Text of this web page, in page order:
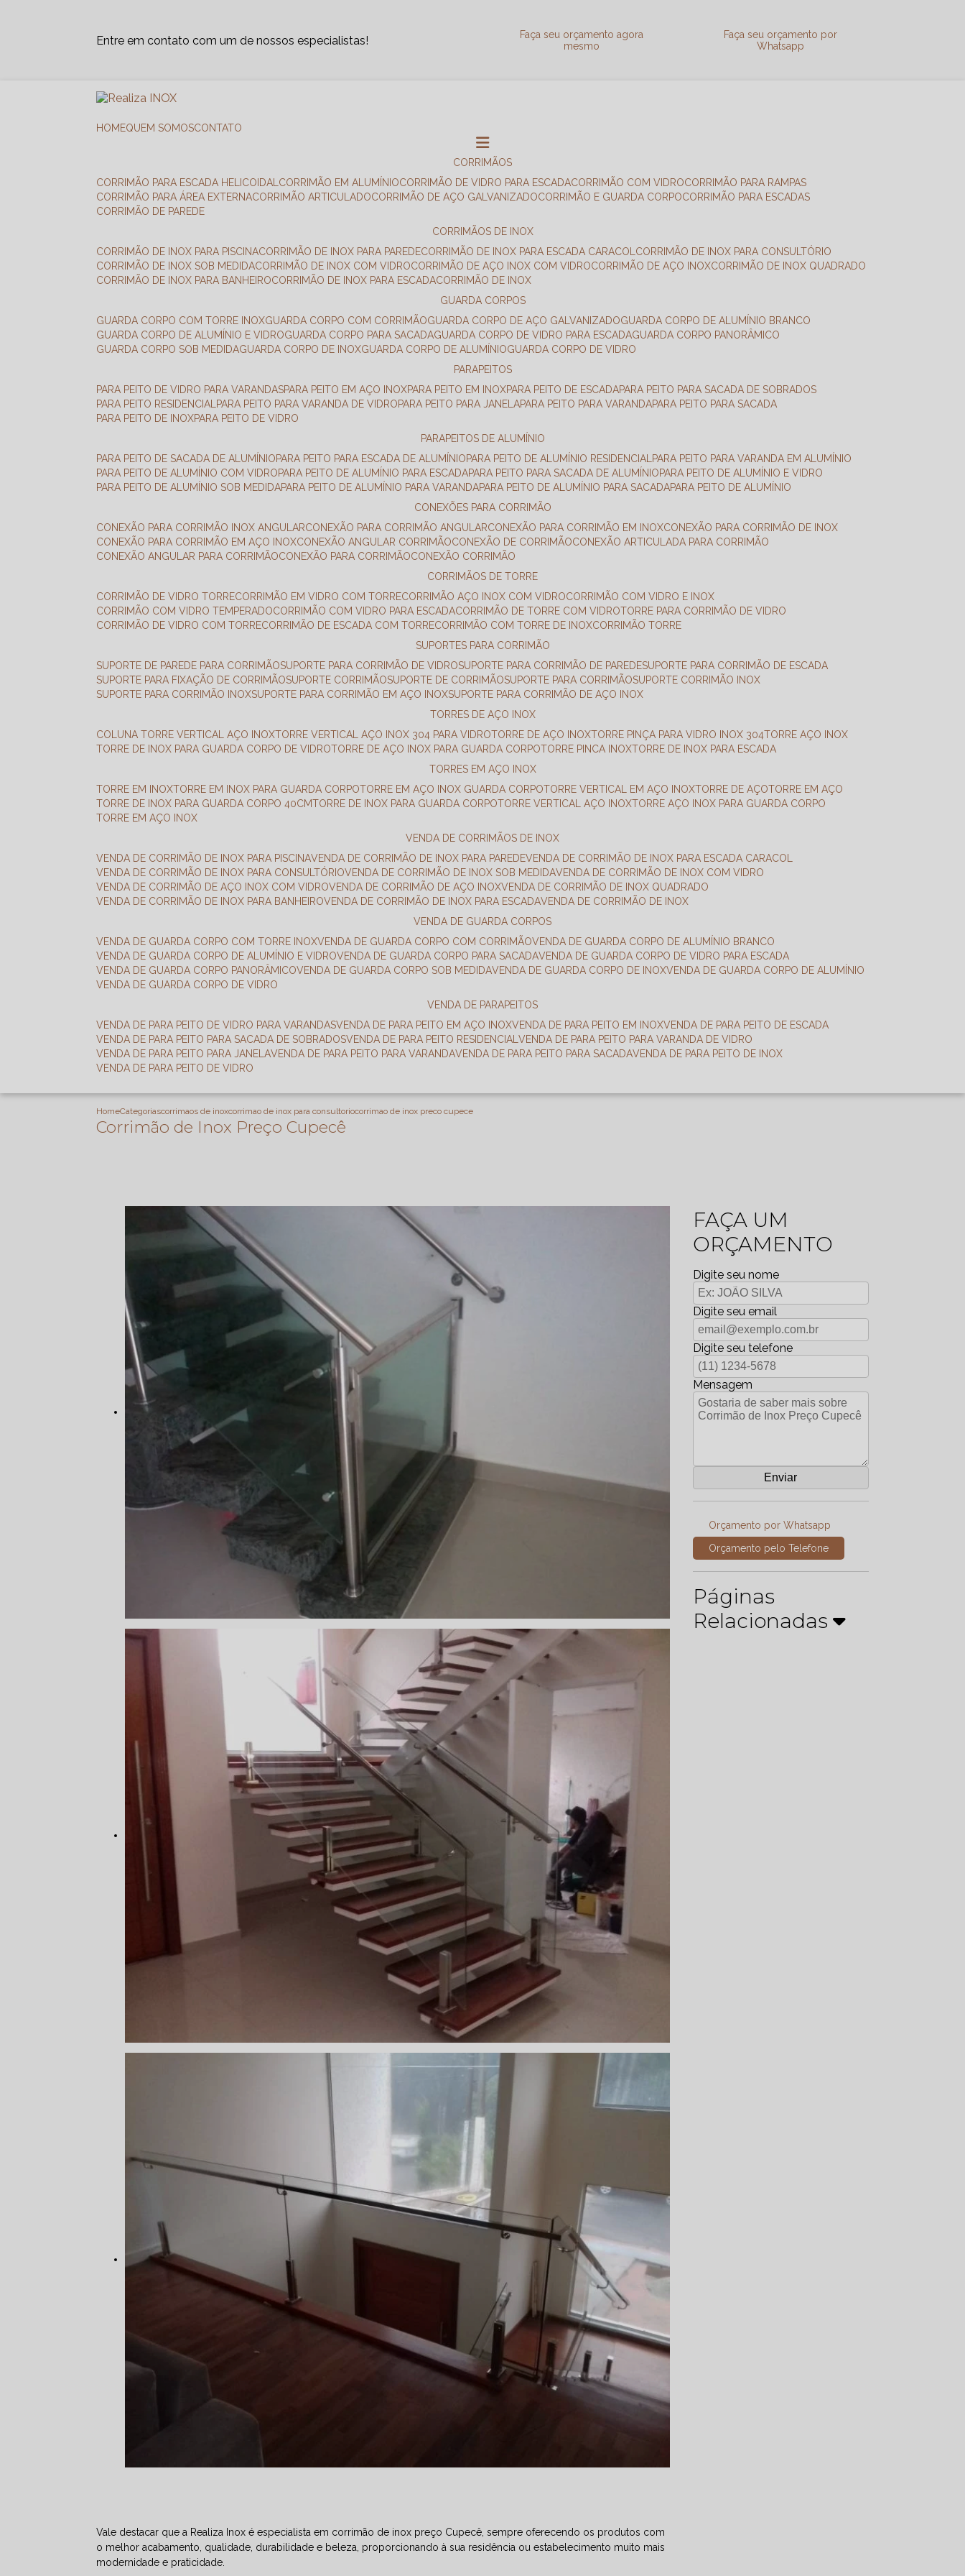
Entre em contato com um de nossos especialistas!
Faça seu orçamento agora
mesmo
Faça seu orçamento por
Whatsapp
HOME QUEM SOMOS CONTATO
CORRIMÃOS
CORRIMÃO PARA ESCADA HELICOIDAL
CORRIMÃO EM ALUMÍNIO CORRIMÃO DE VIDRO PARA ESCADA CORRIMÃO COM VIDRO
CORRIMÃO PARA RAMPAS
CORRIMÃO PARA ÁREA EXTERNA
CORRIMÃO ARTICULADO CORRIMÃO DE AÇO GALVANIZADO CORRIMÃO E GUARDA CORPO
CORRIMÃO PARA ESCADAS
CORRIMÃO DE PAREDE
CORRIMÃOS DE INOX
CORRIMÃO DE INOX PARA PISCINA
CORRIMÃO DE INOX PARA PAREDE CORRIMÃO DE INOX PARA ESCADA CARACOL
CORRIMÃO DE INOX PARA CONSULTÓRIO
CORRIMÃO DE INOX SOB MEDIDA
CORRIMÃO DE INOX COM VIDRO CORRIMÃO DE AÇO INOX COM VIDRO CORRIMÃO DE AÇO INOX
CORRIMÃO DE INOX QUADRADO
CORRIMÃO DE INOX PARA BANHEIRO
CORRIMÃO DE INOX PARA ESCADA
CORRIMÃO DE INOX
GUARDA CORPOS
GUARDA CORPO COM TORRE INOX
GUARDA CORPO COM CORRIMÃO GUARDA CORPO DE AÇO GALVANIZADO
GUARDA CORPO DE ALUMÍNIO BRANCO
GUARDA CORPO DE ALUMÍNIO E VIDRO
GUARDA CORPO PARA SACADA GUARDA CORPO DE VIDRO PARA ESCADA
GUARDA CORPO PANORÂMICO
GUARDA CORPO SOB MEDIDA
GUARDA CORPO DE INOX GUARDA CORPO DE ALUMÍNIO
GUARDA CORPO DE VIDRO
PARAPEITOS
PARA PEITO DE VIDRO PARA VARANDAS PARA PEITO EM AÇO INOX PARA PEITO EM INOX PARA PEITO DE ESCADA PARA PEITO PARA SACADA DE SOBRADOS
PARA PEITO RESIDENCIAL
PARA PEITO PARA VARANDA DE VIDRO PARA PEITO PARA JANELA PARA PEITO PARA VARANDA PARA PEITO PARA SACADA
PARA PEITO DE INOX PARA PEITO DE VIDRO
PARAPEITOS DE ALUMÍNIO
PARA PEITO DE SACADA DE ALUMÍNIO PARA PEITO PARA ESCADA DE ALUMÍNIO PARA PEITO DE ALUMÍNIO RESIDENCIAL
PARA PEITO PARA VARANDA EM ALUMÍNIO
PARA PEITO DE ALUMÍNIO COM VIDRO PARA PEITO DE ALUMÍNIO PARA ESCADA PARA PEITO PARA SACADA DE ALUMÍNIO PARA PEITO DE ALUMÍNIO E VIDRO
PARA PEITO DE ALUMÍNIO SOB MEDIDA PARA PEITO DE ALUMÍNIO PARA VARANDA PARA PEITO DE ALUMÍNIO PARA SACADA PARA PEITO DE ALUMÍNIO
CONEXÕES PARA CORRIMÃO
CONEXÃO PARA CORRIMÃO INOX ANGULAR
CONEXÃO PARA CORRIMÃO ANGULAR CONEXÃO PARA CORRIMÃO EM INOX
CONEXÃO PARA CORRIMÃO DE INOX
CONEXÃO PARA CORRIMÃO EM AÇO INOX
CONEXÃO ANGULAR CORRIMÃO CONEXÃO DE CORRIMÃO
CONEXÃO ARTICULADA PARA CORRIMÃO
CONEXÃO ANGULAR PARA CORRIMÃO
CONEXÃO PARA CORRIMÃO
CONEXÃO CORRIMÃO
CORRIMÃOS DE TORRE
CORRIMÃO DE VIDRO TORRE
CORRIMÃO EM VIDRO COM TORRE CORRIMÃO AÇO INOX COM VIDRO
CORRIMÃO COM VIDRO E INOX
CORRIMÃO COM VIDRO TEMPERADO
CORRIMÃO COM VIDRO PARA ESCADA CORRIMÃO DE TORRE COM VIDRO TORRE PARA CORRIMÃO DE VIDRO
CORRIMÃO DE VIDRO COM TORRE
CORRIMÃO DE ESCADA COM TORRE CORRIMÃO COM TORRE DE INOX
CORRIMÃO TORRE
SUPORTES PARA CORRIMÃO
SUPORTE DE PAREDE PARA CORRIMÃO
SUPORTE PARA CORRIMÃO DE VIDRO SUPORTE PARA CORRIMÃO DE PAREDE SUPORTE PARA CORRIMÃO DE ESCADA
SUPORTE PARA FIXAÇÃO DE CORRIMÃO
SUPORTE CORRIMÃO SUPORTE DE CORRIMÃO SUPORTE PARA CORRIMÃO
SUPORTE CORRIMÃO INOX
SUPORTE PARA CORRIMÃO INOX SUPORTE PARA CORRIMÃO EM AÇO INOX SUPORTE PARA CORRIMÃO DE AÇO INOX
TORRES DE AÇO INOX
COLUNA TORRE VERTICAL AÇO INOX TORRE VERTICAL AÇO INOX 304 PARA VIDRO TORRE DE AÇO INOX TORRE PINÇA PARA VIDRO INOX 304 TORRE AÇO INOX
TORRE DE INOX PARA GUARDA CORPO DE VIDRO TORRE DE AÇO INOX PARA GUARDA CORPO TORRE PINCA INOX TORRE DE INOX PARA ESCADA
TORRES EM AÇO INOX
TORRE EM INOX TORRE EM INOX PARA GUARDA CORPO TORRE EM AÇO INOX GUARDA CORPO TORRE VERTICAL EM AÇO INOX TORRE DE AÇO TORRE EM AÇO
TORRE DE INOX PARA GUARDA CORPO 40CM TORRE DE INOX PARA GUARDA CORPO TORRE VERTICAL AÇO INOX TORRE AÇO INOX PARA GUARDA CORPO
TORRE EM AÇO INOX
VENDA DE CORRIMÃOS DE INOX
VENDA DE CORRIMÃO DE INOX PARA PISCINA
VENDA DE CORRIMÃO DE INOX PARA PAREDE
VENDA DE CORRIMÃO DE INOX PARA ESCADA CARACOL
VENDA DE CORRIMÃO DE INOX PARA CONSULTÓRIO
VENDA DE CORRIMÃO DE INOX SOB MEDIDA
VENDA DE CORRIMÃO DE INOX COM VIDRO
VENDA DE CORRIMÃO DE AÇO INOX COM VIDRO
VENDA DE CORRIMÃO DE AÇO INOX
VENDA DE CORRIMÃO DE INOX QUADRADO
VENDA DE CORRIMÃO DE INOX PARA BANHEIRO
VENDA DE CORRIMÃO DE INOX PARA ESCADA
VENDA DE CORRIMÃO DE INOX
VENDA DE GUARDA CORPOS
VENDA DE GUARDA CORPO COM TORRE INOX
VENDA DE GUARDA CORPO COM CORRIMÃO
VENDA DE GUARDA CORPO DE ALUMÍNIO BRANCO
VENDA DE GUARDA CORPO DE ALUMÍNIO E VIDRO
VENDA DE GUARDA CORPO PARA SACADA
VENDA DE GUARDA CORPO DE VIDRO PARA ESCADA
VENDA DE GUARDA CORPO PANORÂMICO
VENDA DE GUARDA CORPO SOB MEDIDA VENDA DE GUARDA CORPO DE INOX
VENDA DE GUARDA CORPO DE ALUMÍNIO
VENDA DE GUARDA CORPO DE VIDRO
VENDA DE PARAPEITOS
VENDA DE PARA PEITO DE VIDRO PARA VARANDAS
VENDA DE PARA PEITO EM AÇO INOX VENDA DE PARA PEITO EM INOX
VENDA DE PARA PEITO DE ESCADA
VENDA DE PARA PEITO PARA SACADA DE SOBRADOS
VENDA DE PARA PEITO RESIDENCIAL
VENDA DE PARA PEITO PARA VARANDA DE VIDRO
VENDA DE PARA PEITO PARA JANELA
VENDA DE PARA PEITO PARA VARANDA VENDA DE PARA PEITO PARA SACADA
VENDA DE PARA PEITO DE INOX
VENDA DE PARA PEITO DE VIDRO
HomeCategoriascorrimaos de inoxcorrimao de inox para consultoriocorrimao de inox preco cupece
Corrimão de Inox Preço Cupecê
Vale destacar que a Realiza Inox é especialista em corrimão de inox preço Cupecê, sempre oferecendo os produtos com
o melhor acabamento, qualidade, durabilidade e beleza, proporcionando à sua residência ou estabelecimento muito mais
modernidade e praticidade.
FAÇA UM
ORÇAMENTO
Digite seu nome
Digite seu email
Digite seu telefone
Mensagem
Orçamento por Whatsapp
Orçamento pelo Telefone
Páginas
Relacionadas